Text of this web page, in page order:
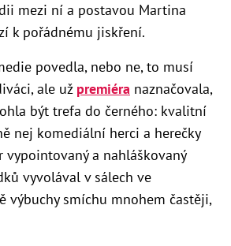
mezi ní a postavou Martina
k pořádnému jiskření.
povedla, nebo ne, to musí
ale už premiéra naznačovala,
být trefa do černého: kvalitní
nej komediální herci a herečky
vypointovaný a nahláškovaný
vyvolával v sálech ve
výbuchy smíchu mnohem častěji,